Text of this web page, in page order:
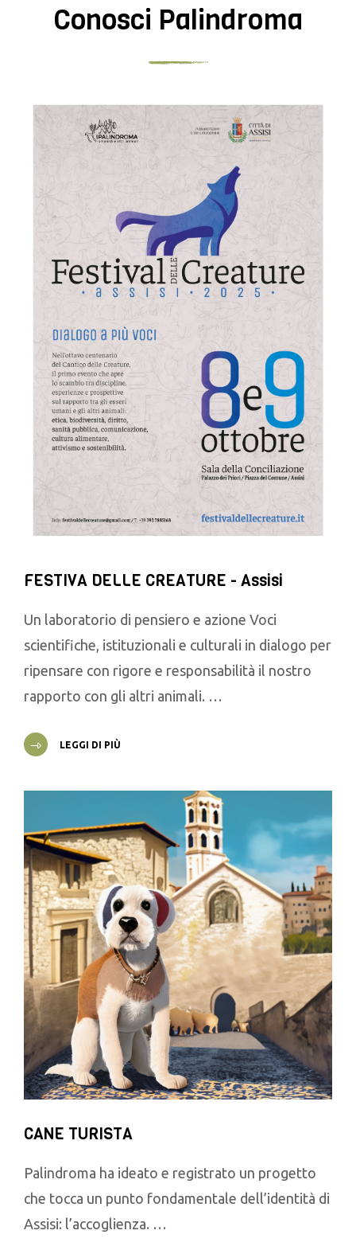
Conosci Palindroma
FESTIVA DELLE CREATURE - Assisi
Un laboratorio di pensiero e azione Voci
scientifiche, istituzionali e culturali in dialogo per
ripensare con rigore e responsabilità il nostro
rapporto con gli altri animali. …
LEGGI DI PIÙ
CANE TURISTA
Palindroma ha ideato e registrato un progetto
che tocca un punto fondamentale dell’identità di
Assisi: l’accoglienza. …